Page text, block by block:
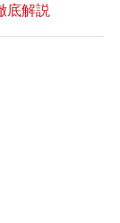
底解説